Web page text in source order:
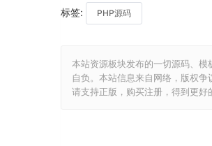
标签: PHP源码
本站资源板块发布的一切源码、
自负。本站信息来自网络，版权
请支持正版，购买注册，得到更